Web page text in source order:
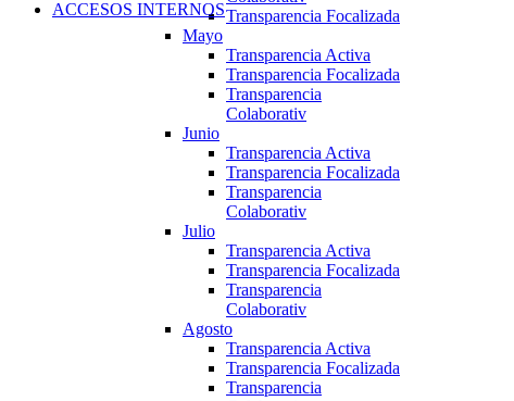
Transparencia Focalizada
Mayo
Transparencia Activa
Transparencia Focalizada
Transparencia
Colaborativ
Junio
Transparencia Activa
Transparencia Focalizada
Transparencia
Colaborativ
Julio
Transparencia Activa
Transparencia Focalizada
Transparencia
Colaborativ
Agosto
Transparencia Activa
Transparencia Focalizada
Transparencia
ACCESOS INTERNOS